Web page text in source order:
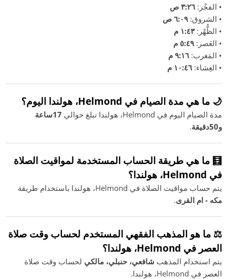
• الفجْر: ٣:٢٦ ص
• الشروق: ٦:٠٩ ص
• الظُّهْر:١:٤٣ م
• العَصر: ٥:٤٩ م
• المَغرب: ٩:١٦ م
• العِشاء: ١٠:٤٦ م
🌙 ما هي مدة الصيام في Helmond، هولندا اليوم؟
مدة الصيام اليوم في Helmond، هولندا تبلغ حوالي
17ساعة
و50دقيقة
.
🧮 ما هي طريقة الحساب المستخدمة لمواقيت الصلاة
في Helmond، هولندا؟
يتم حساب مواقيت الصلاة في Helmond، هولندا باستخدام طريقة
مكه - ام القرى.
⚖️ ما هو المذهب الفقهي المستخدم لحساب وقت صلاة
العصر في Helmond، هولندا؟
يتم استخدام المذهب شافعي، حنبلي، مالكي لحساب وقت صلاة
العصر في Helmond، هولندا.